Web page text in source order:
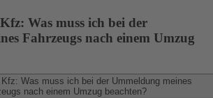
Was muss ich bei der
Fahrzeugs nach einem Umzug
Was muss ich bei der Ummeldung meines
nach einem Umzug beachten?